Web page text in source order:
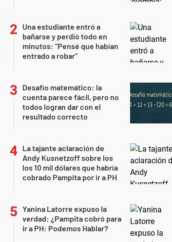
Una estudiante entró a
bañarse y perdió todo en
minutos: "Pensé que habían
entrado a robar"
Desafío matemático: la
cuenta parece fácil, pero no
todos logran dar con el
resultado correcto
La tajante aclaración de
Andy Kusnetzoff sobre los
los 10 mil dólares que habría
cobrado Pampita por ir a PH
Yanina Latorre expuso la
verdad: ¿Pampita cobró para
ir a PH: Podemos Hablar?